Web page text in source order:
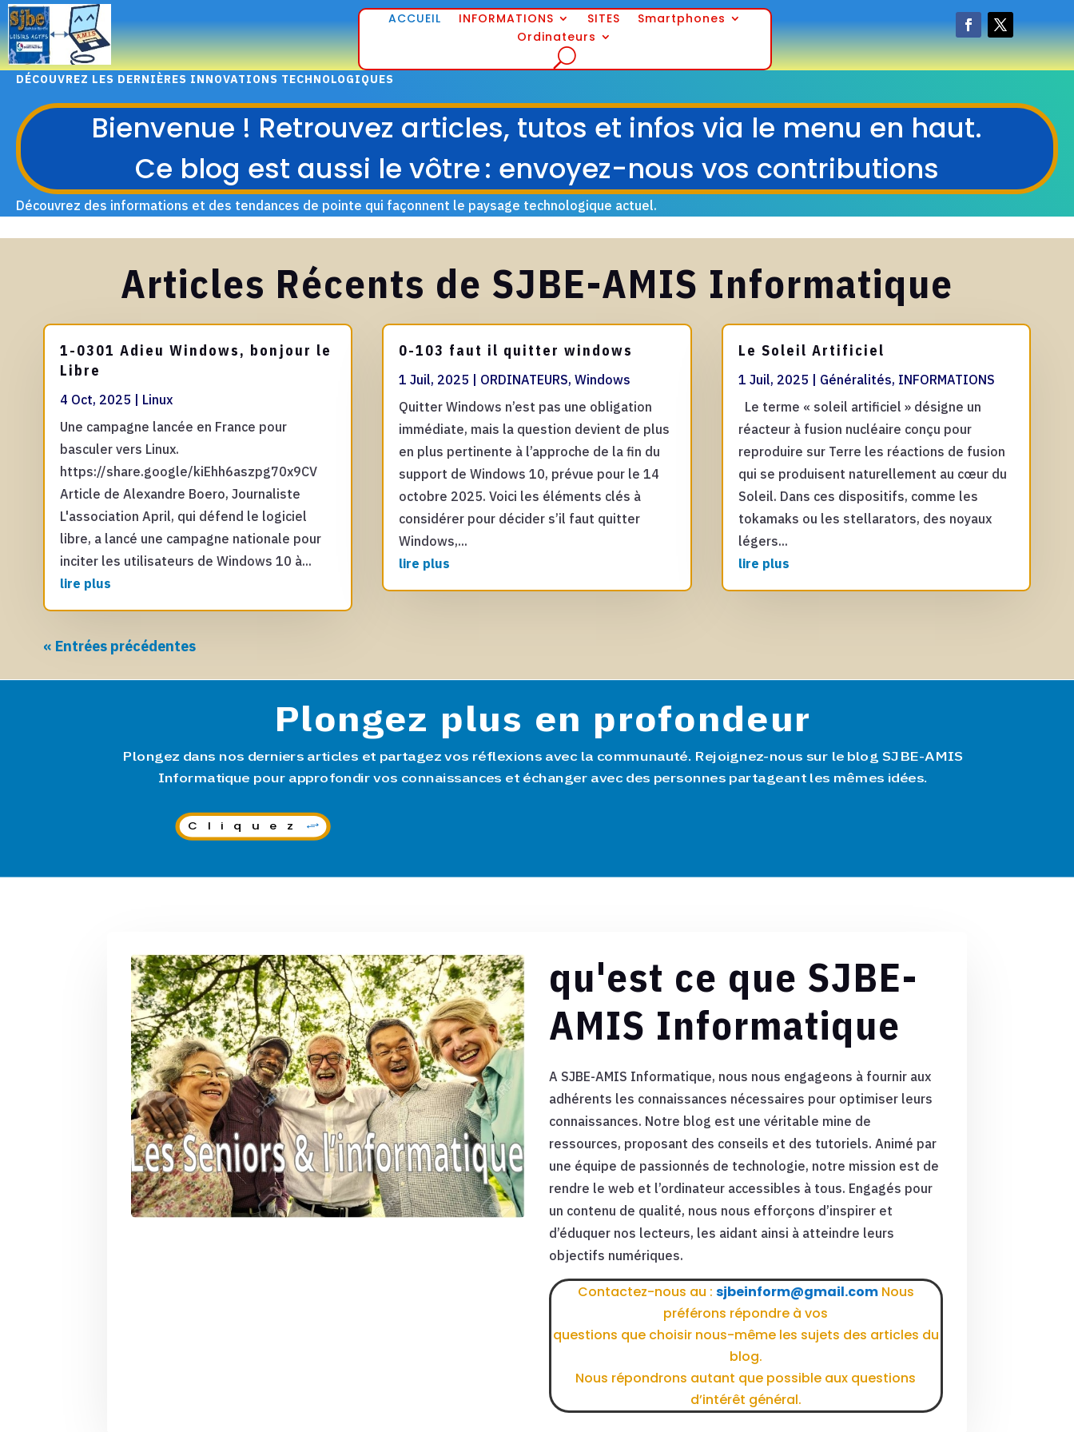
ACCUEIL INFORMATIONS SITES
Smartphones
Ordinateurs
DÉCOUVREZ LES DERNIÈRES INNOVATIONS TECHNOLOGIQUES
Bienvenue ! Retrouvez articles, tutos et infos via le menu en haut.
Ce blog est aussi le vôtre : envoyez-nous vos contributions
Découvrez des informations et des tendances de pointe qui façonnent le paysage technologique actuel.
Articles Récents de SJBE-AMIS Informatique
1-0301 Adieu Windows, bonjour le
Libre
4 Oct, 2025 | Linux
Une campagne lancée en France pour
basculer vers Linux.
https://share.google/kiEhh6aszpg70x9CV
Article de Alexandre Boero, Journaliste
L'association April, qui défend le logiciel
libre, a lancé une campagne nationale pour
inciter les utilisateurs de Windows 10 à...
lire plus
0-103 faut il quitter windows
1 Juil, 2025 | ORDINATEURS,Windows
Quitter Windows n’est pas une obligation
immédiate, mais la question devient de plus
en plus pertinente à l’approche de la fin du
support de Windows 10, prévue pour le 14
octobre 2025. Voici les éléments clés à
considérer pour décider s’il faut quitter
Windows,...
lire plus
Le Soleil Artificiel
1 Juil, 2025 | Généralités, INFORMATIONS
Le terme « soleil artificiel » désigne un
réacteur à fusion nucléaire conçu pour
reproduire sur Terre les réactions de fusion
qui se produisent naturellement au cœur du
Soleil. Dans ces dispositifs, comme les
tokamaks ou les stellarators, des noyaux
légers...
lire plus
« Entrées précédentes
Plongez plus en profondeur
Plongez dans nos derniers articles et partagez vos réflexions avec la communauté. Rejoignez-nous sur le blog SJBE-AMIS
Informatique pour approfondir vos connaissances et échanger avec des personnes partageant les mêmes idées.
Cliquez
qu'est ce que SJBE-
AMIS Informatique
A SJBE-AMIS Informatique, nous nous engageons à fournir aux
adhérents les connaissances nécessaires pour optimiser leurs
connaissances. Notre blog est une véritable mine de
ressources, proposant des conseils et des tutoriels. Animé par
une équipe de passionnés de technologie, notre mission est de
rendre le web et l’ordinateur accessibles à tous. Engagés pour
un contenu de qualité, nous nous efforçons d’inspirer et
d’éduquer nos lecteurs, les aidant ainsi à atteindre leurs
objectifs numériques.
Contactez-nous au : sjbeinform@gmail.comNous
préférons répondre à vos
questions que choisir nous-même les sujets des articles du
blog.
Nous répondrons autant que possible aux questions
d’intérêt général.